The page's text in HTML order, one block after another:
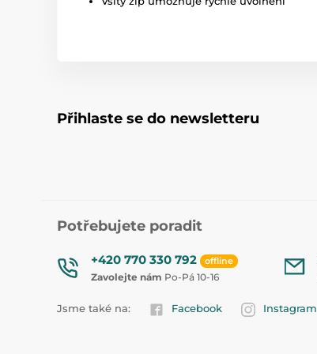
Přihlaste se do newsletteru
Potřebujete poradit
+420 770 330 792 offline
Zavolejte nám Po-Pá 10-16
Jsme také na: Facebook Instagram